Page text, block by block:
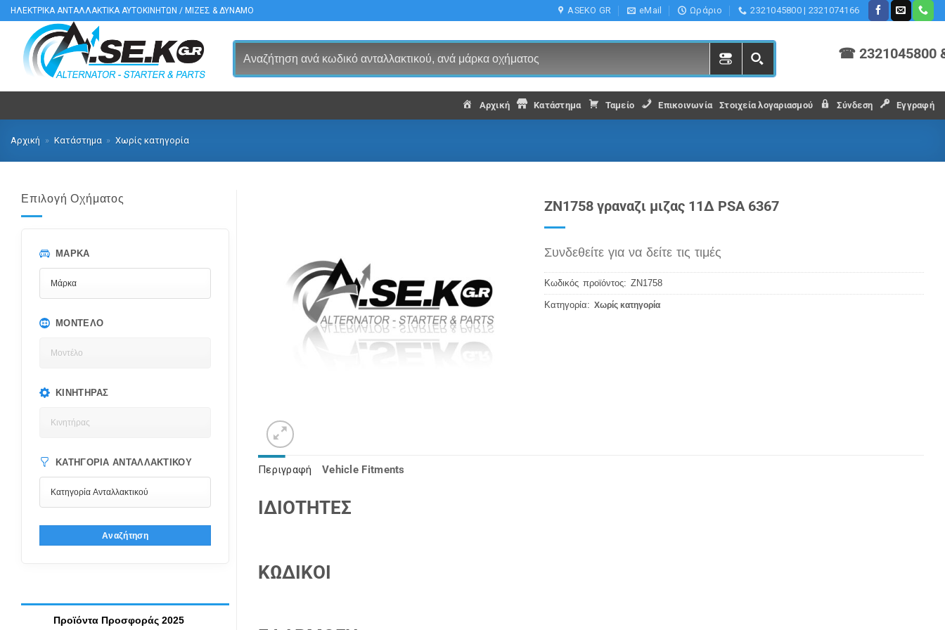
Μετάβαση
στο
περιεχόμενο
ΗΛΕΚΤΡΙΚΑ ΑΝΤΑΛΛΑΚΤΙΚΑ ΑΥΤΟΚΙΝΗΤΩΝ / ΜΙΖΕΣ & ΔΥΝΑΜΟ ASEKO GR eMail Ωράριο 2321045800 | 2321074166
☎ 2321045800
Αρχική Κατάστημα Ταμείο Επικοινωνία Στοιχεία λογαριασμού Σύνδεση Εγγραφή
Αρχική » Κατάστημα » Χωρίς κατηγορία
Επιλογή Οχήματος
ΜΆΡΚΑ
ΜΟΝΤΈΛΟ
ΚΙΝΗΤΉΡΑΣ
ΚΑΤΗΓΟΡΊΑ ΑΝΤΑΛΛΑΚΤΙΚΟΎ
Αναζήτηση
Προϊόντα Προσφοράς 2025
ZN1758 γραναζι μιζας 11Δ PSA 6367
Συνδεθείτε για να δείτε τις τιμές
Κωδικός προϊόντος:ZN1758
Κατηγορία:Χωρίς κατηγορία
Περιγραφή Vehicle Fitments
ΙΔΙΟΤΗΤΕΣ
ΚΩΔΙΚΟΙ